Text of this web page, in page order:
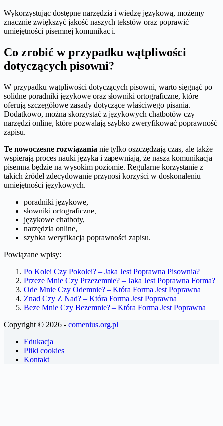
Wykorzystując dostępne narzędzia i wiedzę językową, możemy
znacznie zwiększyć jakość naszych tekstów oraz poprawić
umiejętności pisemnej komunikacji.
Co zrobić w przypadku wątpliwości
dotyczących pisowni?
W przypadku wątpliwości dotyczących pisowni, warto sięgnąć po
solidne poradniki językowe oraz słowniki ortograficzne, które
oferują szczegółowe zasady dotyczące właściwego pisania.
Dodatkowo, można skorzystać z językowych chatbotów czy
narzędzi online, które pozwalają szybko zweryfikować poprawność
zapisu.
Te nowoczesne rozwiązania nie tylko oszczędzają czas, ale także
wspierają proces nauki języka i zapewniają, że nasza komunikacja
pisemna będzie na wysokim poziomie. Regularne korzystanie z
takich źródeł zdecydowanie przynosi korzyści w doskonaleniu
umiejętności językowych.
poradniki językowe,
słowniki ortograficzne,
językowe chatboty,
narzędzia online,
szybka weryfikacja poprawności zapisu.
Powiązane wpisy:
Po Kolei Czy Pokolei? – Jaka Jest Poprawna Pisownia?
Przeze Mnie Czy Przezemnie? – Jaka Jest Poprawna Forma?
Ode Mnie Czy Odemnie? – Która Forma Jest Poprawna
Znad Czy Z Nad? – Która Forma Jest Poprawna
Beze Mnie Czy Bezemnie? – Która Forma Jest Poprawna
Copyright © 2026 - comenius.org.pl
Edukacja
Pliki cookies
Kontakt